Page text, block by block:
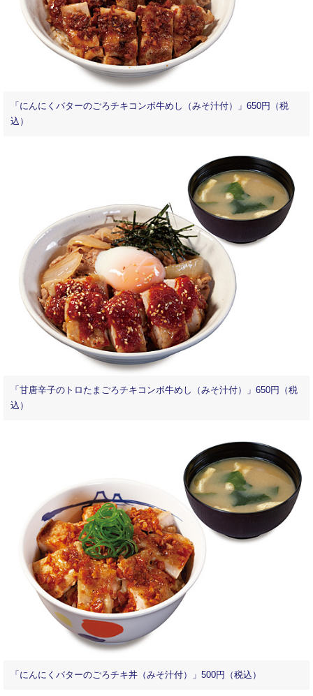
「にんにくバターのごろチキコンボ牛めし（みそ汁付）」650円（税
込）
「甘唐辛子のトロたまごろチキコンボ牛めし（みそ汁付）」650円（税
込）
「にんにくバターのごろチキ丼（みそ汁付）」500円（税込）